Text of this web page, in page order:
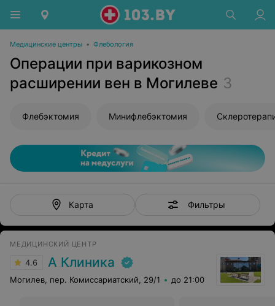
Медицинские центры • Флебология
Операции при варикозном
расширении вен в Могилеве 3
Флебэктомия Минифлебэктомия
Карта Фильтры
МЕДИЦИНСКИЙ ЦЕНТР
4.6 А Клиника
Могилев, пер. Комиссариатский, 29/1 до 21:00